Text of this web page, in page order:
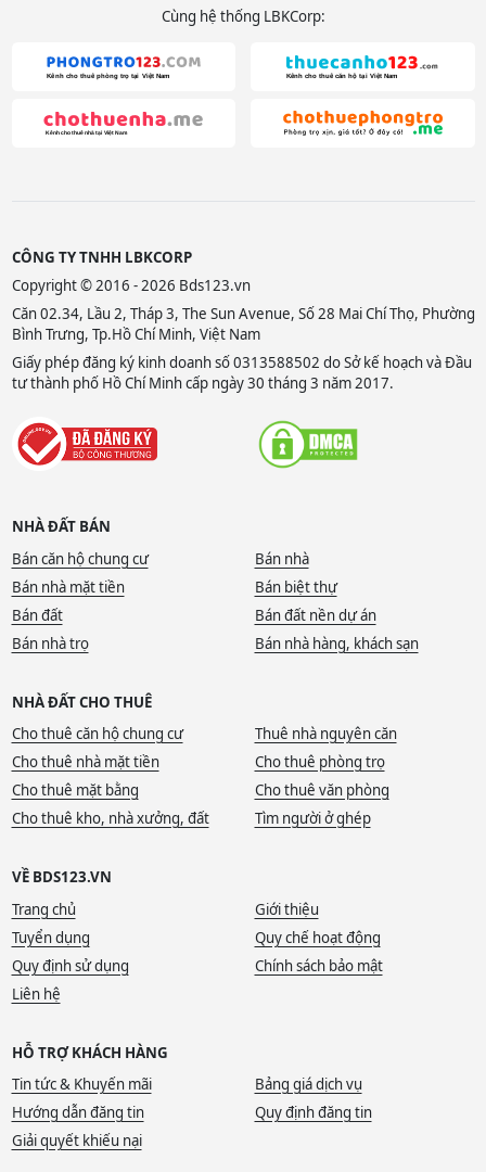
Cùng hệ thống LBKCorp:
CÔNG TY TNHH LBKCORP
Copyright © 2016 - 2026 Bds123.vn
Căn 02.34, Lầu 2, Tháp 3, The Sun Avenue, Số 28 Mai Chí Thọ, Phường
Bình Trưng, Tp.Hồ Chí Minh, Việt Nam
Giấy phép đăng ký kinh doanh số 0313588502 do Sở kế hoạch và Đầu
tư thành phố Hồ Chí Minh cấp ngày 30 tháng 3 năm 2017.
NHÀ ĐẤT BÁN
Bán căn hộ chung cư
Bán nhà
Bán nhà mặt tiền
Bán biệt thự
Bán đất
Bán đất nền dự án
Bán nhà trọ
Bán nhà hàng, khách sạn
NHÀ ĐẤT CHO THUÊ
Cho thuê căn hộ chung cư
Thuê nhà nguyên căn
Cho thuê nhà mặt tiền
Cho thuê phòng trọ
Cho thuê mặt bằng
Cho thuê văn phòng
Cho thuê kho, nhà xưởng, đất
Tìm người ở ghép
VỀ BDS123.VN
Trang chủ
Giới thiệu
Tuyển dụng
Quy chế hoạt động
Quy định sử dụng
Chính sách bảo mật
Liên hệ
HỖ TRỢ KHÁCH HÀNG
Tin tức & Khuyến mãi
Bảng giá dịch vụ
Hướng dẫn đăng tin
Quy định đăng tin
Giải quyết khiếu nại